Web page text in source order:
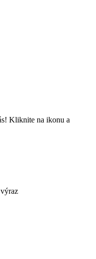
Kliknite na ikonu a